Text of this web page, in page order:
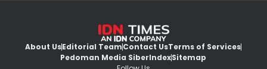
About UsEditorial TeamContact UsTerms of Services
Pedoman Media SiberIndexSitemap